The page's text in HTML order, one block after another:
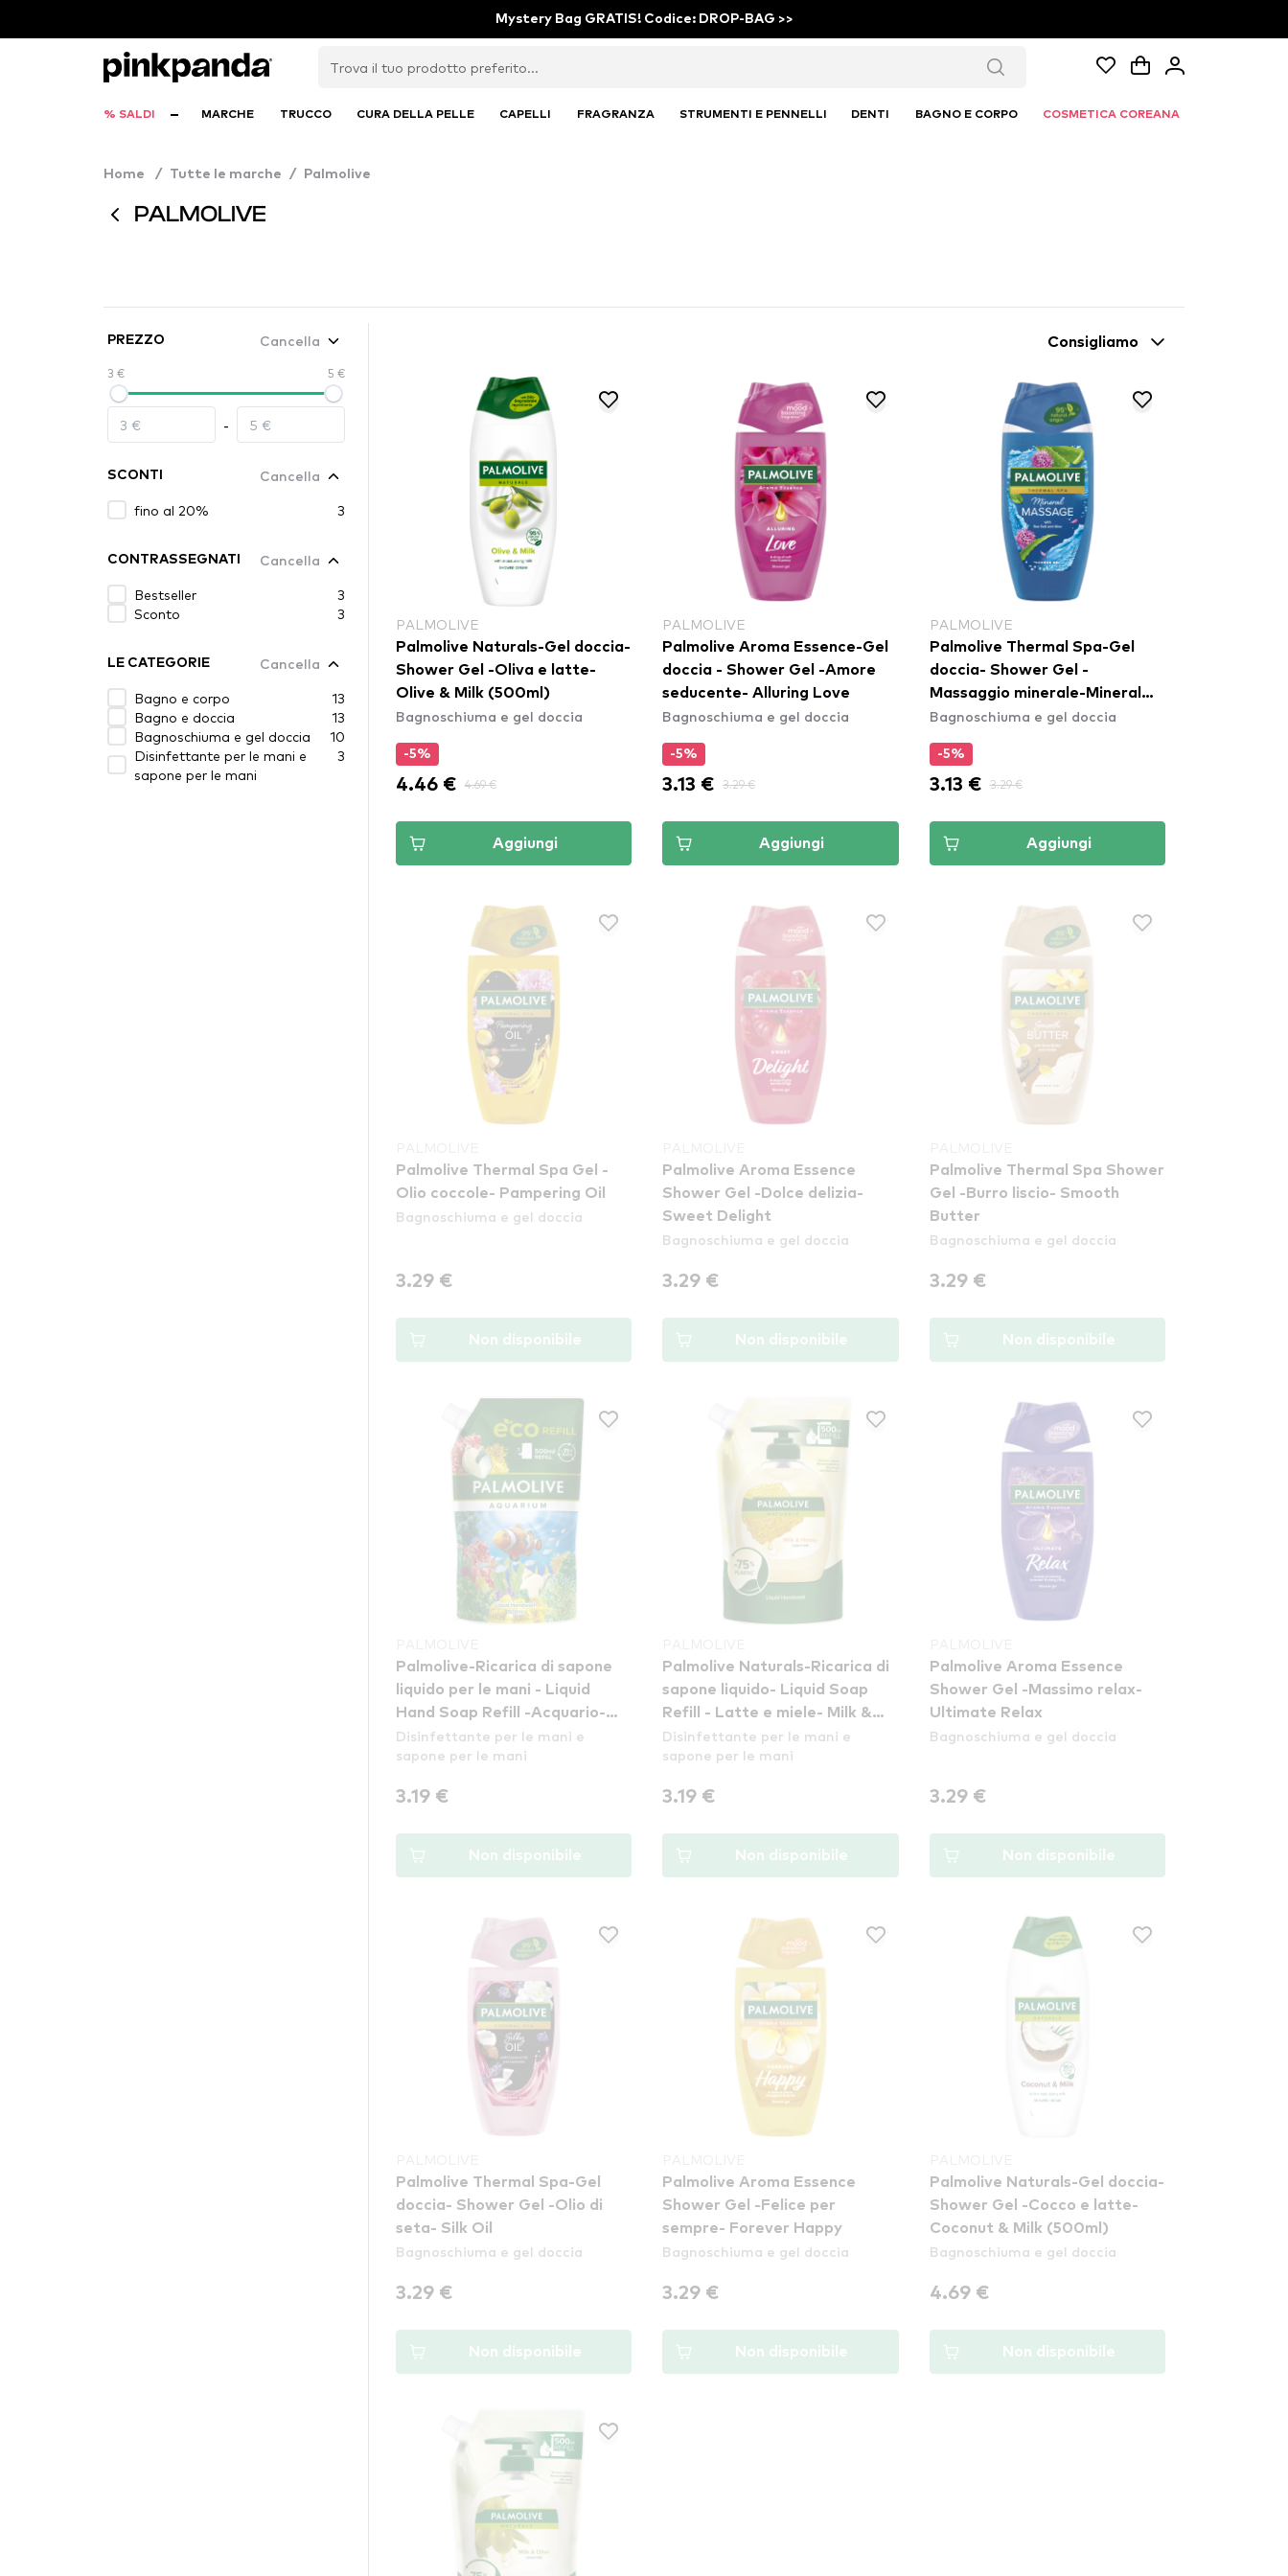
Mystery Bag GRATIS! Codice: DROP-BAG >>
% SALDI MARCHE TRUCCO CURA DELLA PELLE CAPELLI FRAGRANZA STRUMENTI E PENNELLI DENTI BAGNO E CORPO COSMETICA COREANA
Home / Tutte le marche / Palmolive
PALMOLIVE
PREZZO Cancella
3 € 5 €
-
SCONTI
Cancella
fino al 20%
3
CONTRASSEGNATI
Cancella
Bestseller
3
Sconto
3
LE CATEGORIE
Cancella
Bagno e corpo
13
Bagno e doccia
13
Bagnoschiuma e gel doccia
10
Disinfettante per le mani e
sapone per le mani
3
Consigliamo
PALMOLIVE
Palmolive Naturals-Gel doccia-
Shower Gel -Oliva e latte-
Olive & Milk (500ml)
Bagnoschiuma e gel doccia
-5%
4.46 € 4.69 €
Aggiungi
PALMOLIVE
Palmolive Aroma Essence-Gel
doccia - Shower Gel -Amore
seducente- Alluring Love
Bagnoschiuma e gel doccia
-5%
3.13 € 3.29 €
Aggiungi
PALMOLIVE
Palmolive Thermal Spa-Gel
doccia- Shower Gel -
Massaggio minerale-Mineral
Massage
Bagnoschiuma e gel doccia
-5%
3.13 € 3.29 €
Aggiungi
Palmolive Thermal Spa Gel -
Olio coccole- Pampering Oil
Bagnoschiuma e gel doccia
3.29 €
Non disponibile
Palmolive Aroma Essence
Shower Gel -Dolce delizia-
Sweet Delight
Bagnoschiuma e gel doccia
3.29 €
Non disponibile
Palmolive Thermal Spa Shower
Gel -Burro liscio- Smooth
Butter
Bagnoschiuma e gel doccia
3.29 €
Non disponibile
Palmolive-Ricarica di sapone
liquido per le mani - Liquid
Hand Soap Refill -Acquario-
Aquarium
Disinfettante per le mani e
sapone per le mani
3.19 €
Non disponibile
Palmolive Naturals-Ricarica di
sapone liquido- Liquid Soap
Refill - Latte e miele- Milk &
Honey
Disinfettante per le mani e
sapone per le mani
3.19 €
Non disponibile
Palmolive Aroma Essence
Shower Gel -Massimo relax-
Ultimate Relax
Bagnoschiuma e gel doccia
3.29 €
Non disponibile
Palmolive Thermal Spa-Gel
doccia- Shower Gel -Olio di
seta- Silk Oil
Bagnoschiuma e gel doccia
3.29 €
Non disponibile
Palmolive Aroma Essence
Shower Gel -Felice per
sempre- Forever Happy
Bagnoschiuma e gel doccia
3.29 €
Non disponibile
Palmolive Naturals-Gel doccia-
Shower Gel -Cocco e latte-
Coconut & Milk (500ml)
Bagnoschiuma e gel doccia
4.69 €
Non disponibile